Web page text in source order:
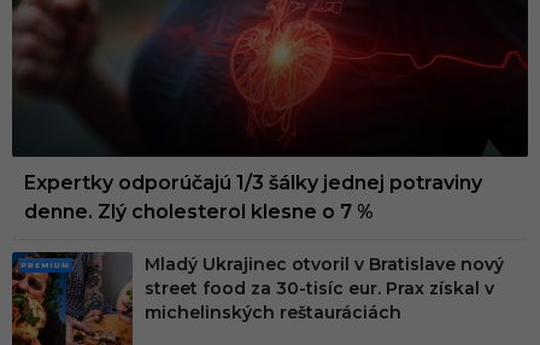
Expertky odporúčajú 1/3 šálky jednej potraviny
denne. Zlý cholesterol klesne o 7 %
PRE
MIU
M
Mladý Ukrajinec otvoril v Bratislave nový
street food za 30-tisíc eur. Prax získal v
michelinských reštauráciách